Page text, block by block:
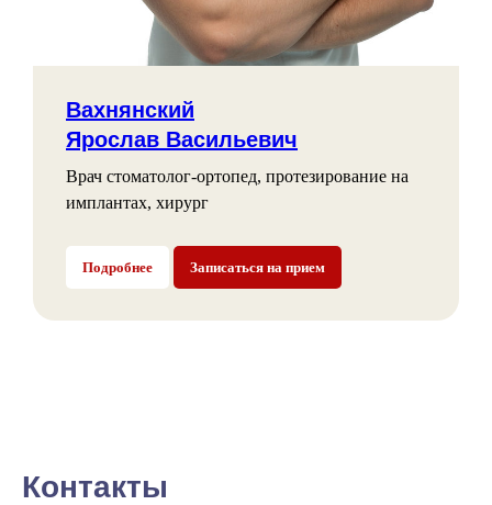
Вахнянский
Ярослав Васильевич
Врач стоматолог-ортопед, протезирование на
имплантах, хирург
Подробнее Записаться на прием
Контакты